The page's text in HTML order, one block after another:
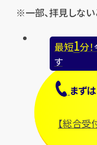
※一部、拝見しない
最短1分！
す
まずは
【総合